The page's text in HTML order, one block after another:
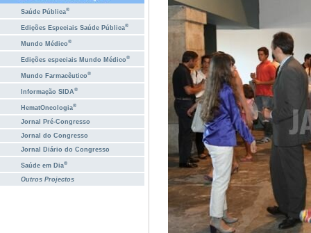
Saúde Pública®
Edições Especiais Saúde Pública®
Mundo Médico®
Edições especiais Mundo Médico®
Mundo Farmacêutico®
Informação SIDA®
HematOncologia®
Jornal Pré-Congresso
Jornal do Congresso
Jornal Diário do Congresso
Saúde em Dia®
Outros Projectos